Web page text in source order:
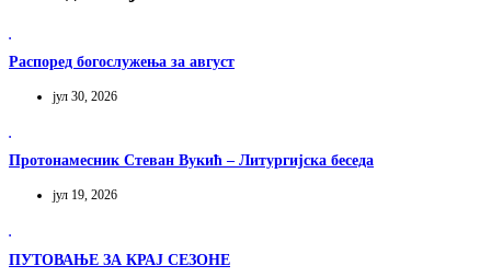
Распоред богослужења за август
јул 30, 2026
Протонамесник Стеван Вукић – Литургијска беседа
јул 19, 2026
ПУТОВАЊЕ ЗА КРАЈ СЕЗОНЕ